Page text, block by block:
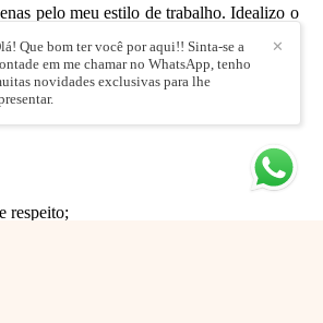
pelo meu estilo de trabalho. Idealizo o
em vários estados do Brasil e fora do
respeito;
✕
Que bom ter você por aqui!! Sinta-se a
em me chamar no WhatsApp, tenho
novidades exclusivas para lhe